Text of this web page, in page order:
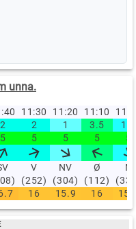
unna.
11:30 11:20 11:10
2 2 1 3.5
1.5
5 5 5 5 5
V
(252)
NV
(304)
Ø
(112)
N
16 15.9 16